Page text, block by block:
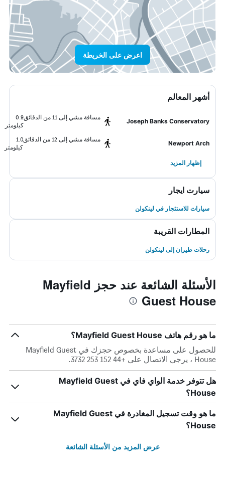
اعرض على الخريطة
أشهر المعالم
Joseph Banks Conservatory
مسافة مشي إلى 11 من الدقائق
0.9
كيلومتر
Newport Arch
مسافة مشي إلى 12 من الدقائق
1.0
كيلومتر
إظهار المزيد
سيارت ايجار
سيارات للاستئجار في لينكولن
المطارات القريبة
رحلات طيران إلى لينكولن
الأسئلة الشائعة عند حجز Mayfield
Guest House
ما هو رقم هاتف Mayfield Guest House؟
للحصول على مساعدة بخصوص حجزك في Mayfield Guest
House ، يرجى الاتصال على +44 152 253 3732.
هل تتوفر خدمة الواي فاي في Mayfield Guest
House؟
ما هو وقت تسجيل المغادرة في Mayfield Guest
House؟
عرض المزيد من الأسئلة الشائعة